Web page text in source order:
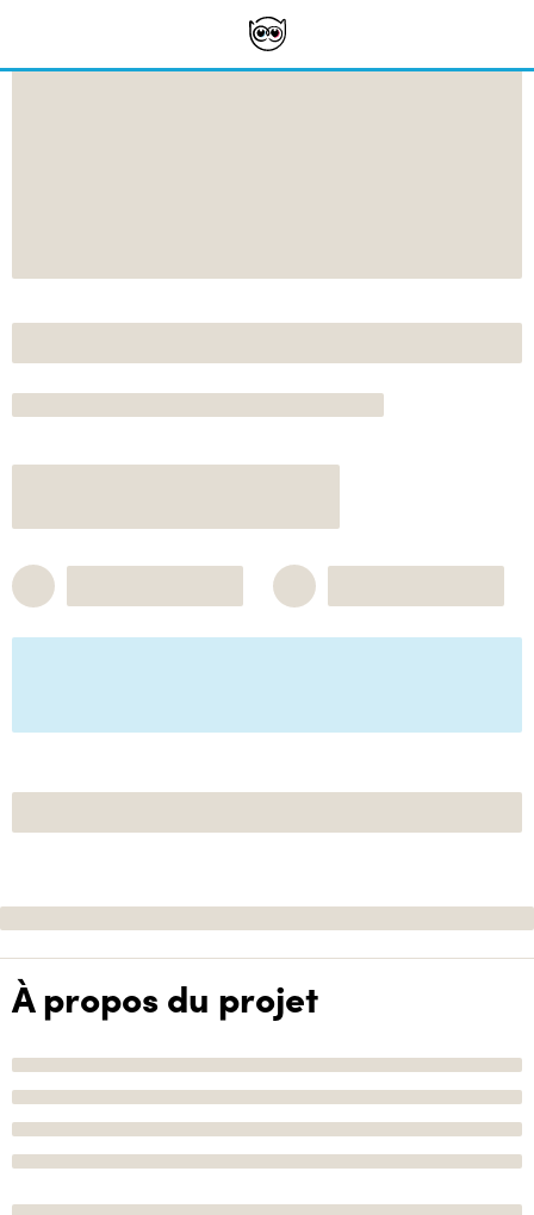
À propos du projet